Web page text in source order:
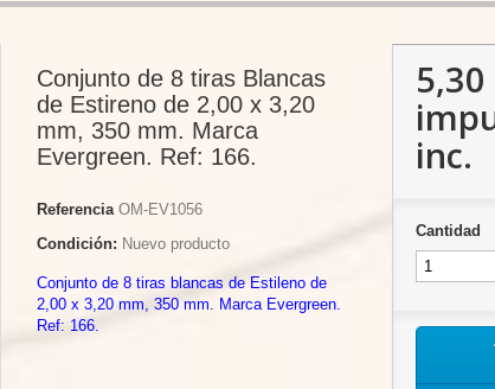
Conjunto de 8 tiras Blancas
de Estireno de 2,00 x 3,20
mm, 350 mm. Marca
Evergreen. Ref: 166.
Referencia OM-EV1056
Condición: Nuevo producto
Conjunto de 8 tiras blancas de Estileno de
2,00 x 3,20 mm, 350 mm. Marca Evergreen.
Ref: 166.
5,30
inc.
Cantidad